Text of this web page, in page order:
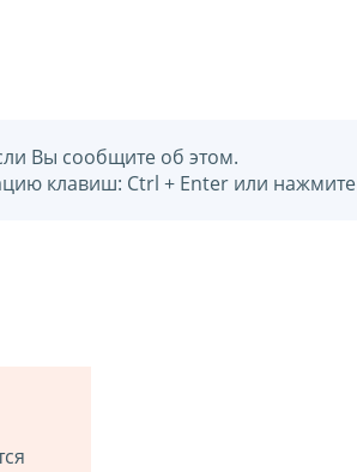
Вы сообщите об этом.
клавиш: Ctrl + Enter или нажмите